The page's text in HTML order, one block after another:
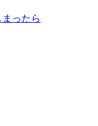
ったら